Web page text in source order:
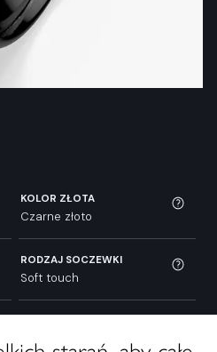
KOLOR ZŁOTA
Czarne złoto
RODZAJ SOCZEWKI
Soft touch